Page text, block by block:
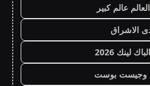
عالم كبير
الاشراق
لينك 2026
وجيست بوست